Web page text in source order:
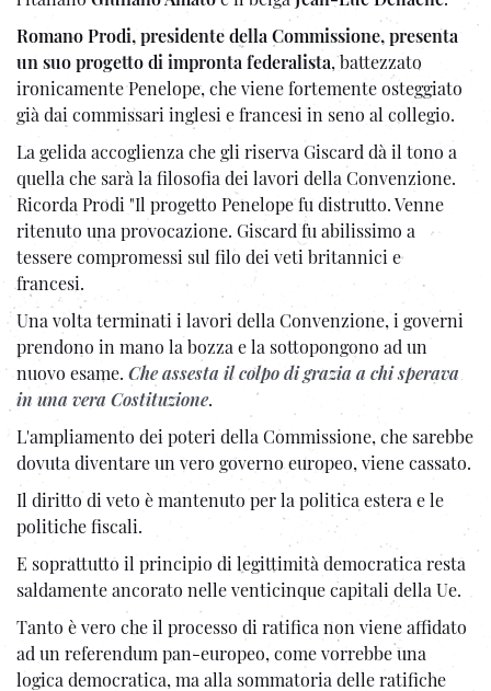
Romano Prodi, presidente della Commissione, presenta
un suo progetto di impronta federalista, battezzato
ironicamente Penelope, che viene fortemente osteggiato
già dai commissari inglesi e francesi in seno al collegio.
La gelida accoglienza che gli riserva Giscard dà il tono a
quella che sarà la filosofia dei lavori della Convenzione.
Ricorda Prodi "Il progetto Penelope fu distrutto. Venne
ritenuto una provocazione. Giscard fu abilissimo a
tessere compromessi sul filo dei veti britannici e
francesi.
Una volta terminati i lavori della Convenzione, i governi
prendono in mano la bozza e la sottopongono ad un
nuovo esame. Che assesta il colpo di grazia a chi sperava
in una vera Costituzione.
L'ampliamento dei poteri della Commissione, che sarebbe
dovuta diventare un vero governo europeo, viene cassato.
Il diritto di veto è mantenuto per la politica estera e le
politiche fiscali.
E soprattutto il principio di legittimità democratica resta
saldamente ancorato nelle venticinque capitali della Ue.
Tanto è vero che il processo di ratifica non viene affidato
ad un referendum pan-europeo, come vorrebbe una
logica democratica, ma alla sommatoria delle ratifiche